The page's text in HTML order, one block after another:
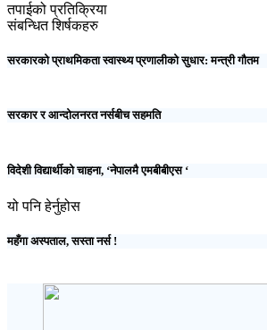
तपाईको प्रतिक्रिया
संबन्धित शिर्षकहरु
सरकारको प्राथमिकता स्वास्थ्य प्रणालीको सुधार: मन्त्री गौतम
सरकार र आन्दोलनरत नर्सबीच सहमति
विदेशी विद्यार्थीको चाहना, ‘नेपालमै एमबीबीएस ‘
यो पनि हेर्नुहोस
महँगा अस्पताल, सस्ता नर्स !